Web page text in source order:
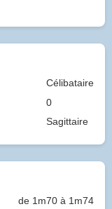
Célibataire
0
Sagittaire
de 1m70 à 1m74